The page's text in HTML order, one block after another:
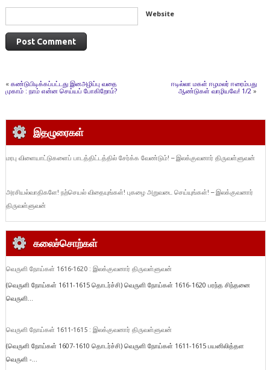
Website
« கண்டுபிடிக்கப்பட்டது இனஅழிப்பு வதை
முகாம் : நாம் என்ன செய்யப் போகிறோம்?
ஈடில்லா மகள் ஈழமலர் ஈரைம்பது
ஆண்டுகள் வாழியவே! 1/2»
இதழுரைகள்
மரபு விளையாட்டுகளைப் பாடத்திட்டத்தில் சேர்க்க வேண்டும்! – இலக்குவனார் திருவள்ளுவன்
அரசியல்வாதிகளே! நற்செயல் விதையுங்கள்! புகழை அறுவடை செய்யுங்கள்! – இலக்குவனார்
திருவள்ளுவன்
கலைச்சொற்கள்
வெருளி நோய்கள் 1616-1620 : இலக்குவனார் திருவள்ளுவன்
(வெருளி நோய்கள் 1611-1615 தொடர்ச்சி) வெருளி நோய்கள் 1616-1620 பரந்த சிந்தனை
வெருளி...
வெருளி நோய்கள் 1611-1615 : இலக்குவனார் திருவள்ளுவன்
(வெருளி நோய்கள் 1607-1610 தொடர்ச்சி) வெருளி நோய்கள் 1611-1615 பயனிலித்தள
வெருளி -...